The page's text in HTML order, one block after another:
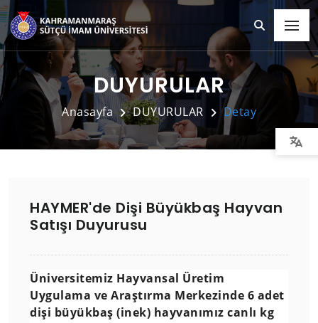
DUYURULAR
Anasayfa DUYURULAR Detay
HAYMER'de Dişi Büyükbaş Hayvan
Satışı Duyurusu
Üniversitemiz Hayvansal Üretim
Uygulama ve Araştırma Merkezinde 6 adet
dişi büyükbaş (inek) hayvanımız canlı kg